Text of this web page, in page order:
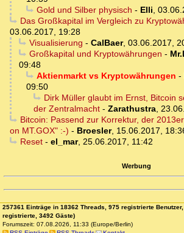
Gold und Silber physisch - Elli,
Das Großkapital im Vergleich zu
03.06.2017, 19:28
Visualisierung - CalBaer, 03.06.2017,
Großkapital und Kryptowährungen -
09:48
Aktienmarkt vs Kryptowährungen -
09:50
Dirk Müller glaubt im Ernst, Bitcoin
der Zentralmacht - Zarathustra,
Bitcoin: Passend zur Korrektur, der
on MT.GOX" :-) - Broesler, 15.06.2017,
Reset- el_mar, 25.06.2017, 11:42
Werbung
257361 Einträge in 18362 Threads, 975 registrierte
registrierte, 3492 Gäste)
Forumszeit: 07.08.2026, 11:33 (Europe/Berlin)